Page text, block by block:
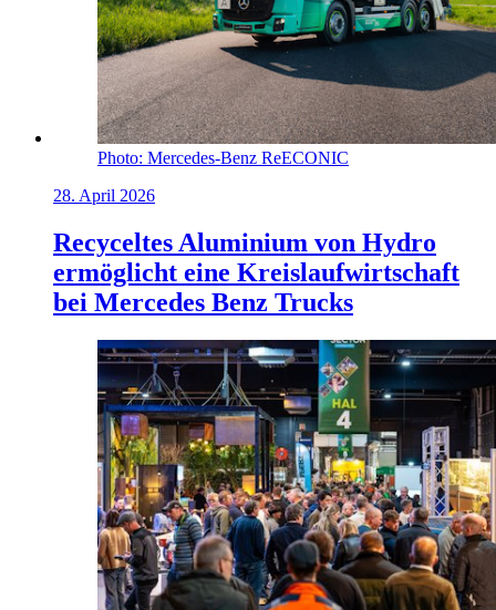
Photo: Mercedes-Benz ReECONIC
28. April 2026
Recyceltes Aluminium von Hydro
ermöglicht eine Kreislaufwirtschaft
bei Mercedes Benz Trucks